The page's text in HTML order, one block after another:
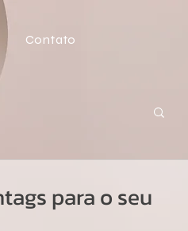
Contato
para o seu